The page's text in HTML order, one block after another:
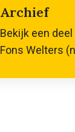
Archief(linkt
Bekijk een
Fons Welters